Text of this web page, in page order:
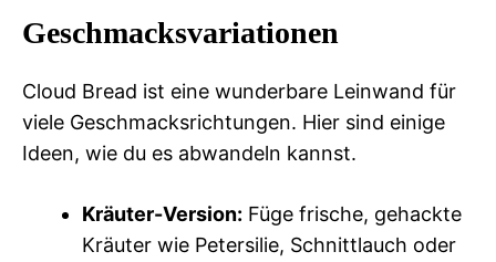
Geschmacksvariationen
Cloud Bread ist eine wunderbare Leinwand für
viele Geschmacksrichtungen. Hier sind einige
Ideen, wie du es abwandeln kannst.
Kräuter-Version: Füge frische, gehackte
Kräuter wie Petersilie, Schnittlauch oder